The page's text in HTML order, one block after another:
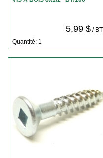
5,99 $/ BT
Quantité: 1